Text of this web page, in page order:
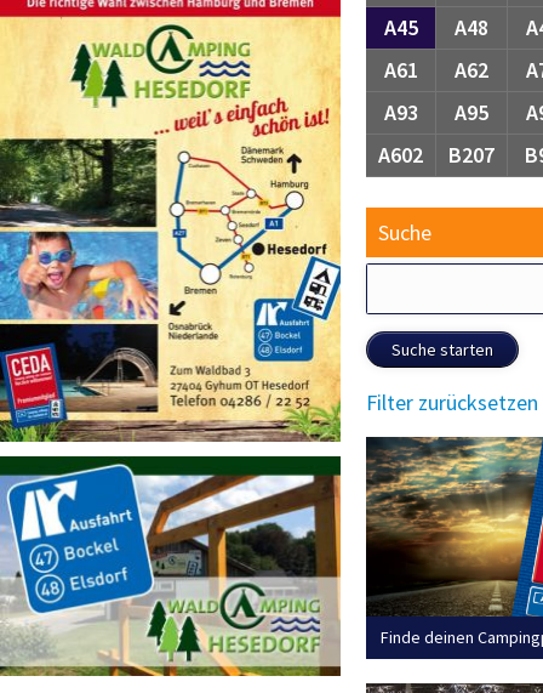
A45
A48
A61
A62
A93
A95
A602
B207
Suche
Suche starten
Filter zurücksetzen
Finde deinen